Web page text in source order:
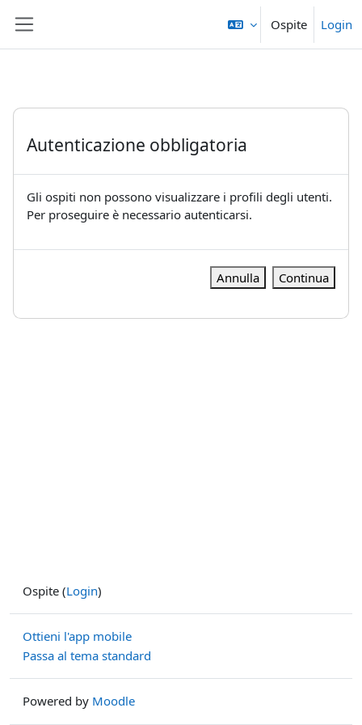
Ospite Login
Autenticazione obbligatoria
Gli ospiti non possono visualizzare i profili degli utenti.
Per proseguire è necessario autenticarsi.
Annulla Continua
Ospite (Login)
Ottieni l'app mobile
Passa al tema standard
Powered by Moodle